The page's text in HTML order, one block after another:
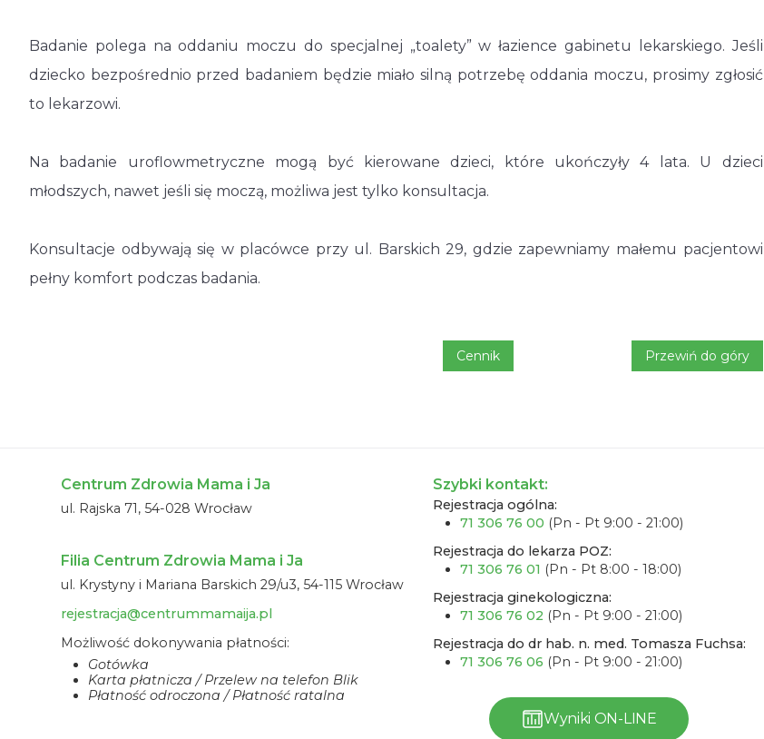
Badanie polega na oddaniu moczu do specjalnej „toalety” w łazience gabinetu lekarskiego. Jeśli
dziecko bezpośrednio przed badaniem będzie miało silną potrzebę oddania moczu, prosimy zgłosić
to lekarzowi.
Na badanie uroflowmetryczne mogą być kierowane dzieci, które ukończyły 4 lata. U dzieci
młodszych, nawet jeśli się moczą, możliwa jest tylko konsultacja.
Konsultacje odbywają się w placówce przy ul. Barskich 29, gdzie zapewniamy małemu pacjentowi
pełny komfort podczas badania.
Cennik Przewiń do góry
Centrum Zdrowia Mama i Ja
ul. Rajska 71, 54-028 Wrocław
Filia Centrum Zdrowia Mama i Ja
ul. Krystyny i Mariana Barskich 29/u3, 54-115 Wrocław
rejestracja@centrummamaija.pl
Możliwość dokonywania płatności:
Gotówka
Karta płatnicza / Przelew na telefon Blik
Płatność odroczona / Płatność ratalna
Szybki kontakt:
Rejestracja ogólna:
71 306 76 00 (Pn - Pt 9:00 - 21:00)
Rejestracja do lekarza POZ:
71 306 76 01 (Pn - Pt 8:00 - 18:00)
Rejestracja ginekologiczna:
71 306 76 02 (Pn - Pt 9:00 - 21:00)
Rejestracja do dr hab. n. med. Tomasza Fuchsa:
71 306 76 06 (Pn - Pt 9:00 - 21:00)
Wyniki ON-LINE